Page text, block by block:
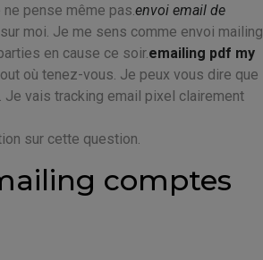
pense même pas. envoi email de
moi. Je me sens comme envoi mailing
en cause ce soir.emailing pdf my
où tenez-vous. Je peux vous dire que
vais tracking email pixel clairement
sur cette question.
comptes